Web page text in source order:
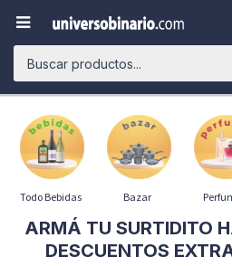

Todo Bebidas Bazar
ARMÁ TU SURTIDITO
DESCUENTOS